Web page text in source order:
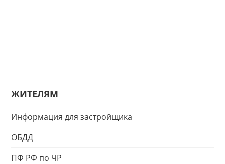
ЖИТЕЛЯМ
Информация для застройщика
ОБДД
ПФ РФ по ЧР